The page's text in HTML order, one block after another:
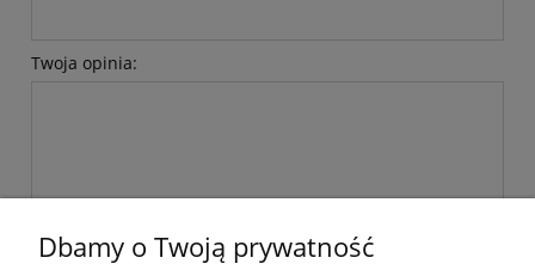
Twoja opinia:
Dbamy o Twoją prywatność